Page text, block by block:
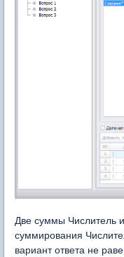
Две суммы Числитель
суммирования
вариант ответа не